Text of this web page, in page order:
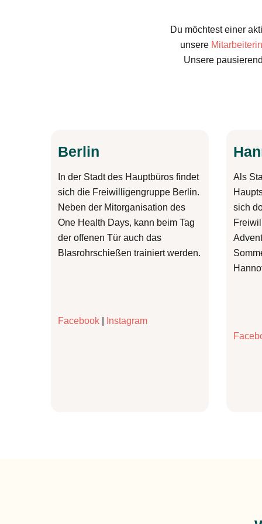
Du möchtest einer
unsere
Unsere
Berlin
In der Stadt des Hauptbüros findet
sich die Freiwilligengruppe Berlin.
Neben der Mitorganisation des
One Health Days, kann beim Tag
der offenen Tür auch das
Blasrohrschießen trainiert werden.
Facebook Instagram
Als
sich